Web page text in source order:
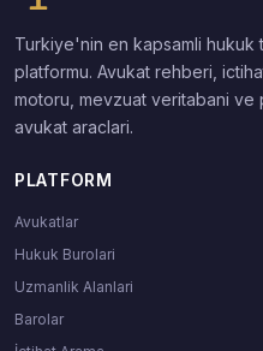
Turkiye'nin en kapsamli hukuk
platformu. Avukat rehberi,
motoru, mevzuat veritabani ve
avukat araclari.
PLATFORM
Avukatlar
Hukuk Burolari
Uzmanlik Alanlari
Barolar